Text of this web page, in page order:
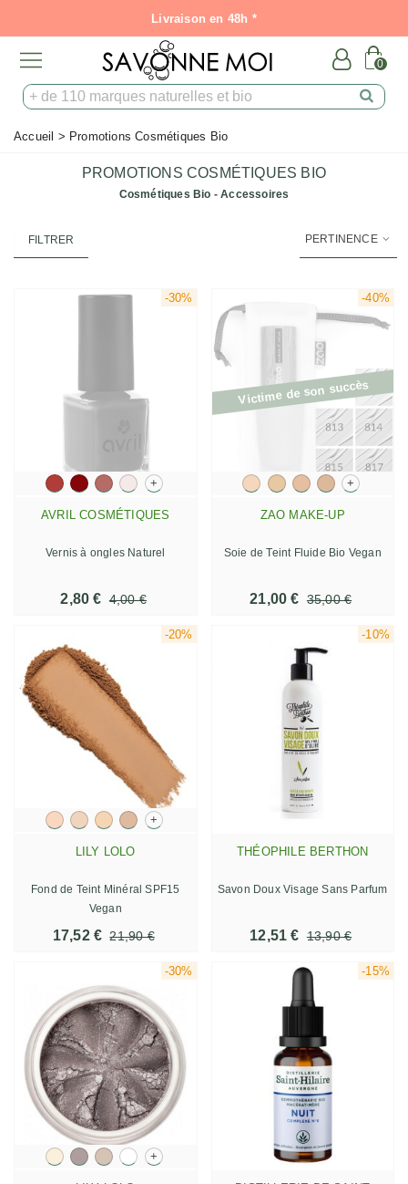
Livraison en 48h *
0
Accueil > Promotions Cosmétiques Bio
PROMOTIONS COSMÉTIQUES BIO
Cosmétiques Bio - Accessoires
FILTRER PERTINENCE
-30%
+
AVRIL COSMÉTIQUES
Vernis à ongles Naturel
2,80 € 4,00 €
-40%
Victime de son succès
+
ZAO MAKE-UP
Soie de Teint Fluide Bio Vegan
21,00 € 35,00 €
-20%
+
LILY LOLO
Fond de Teint Minéral SPF15
Vegan
17,52 € 21,90 €
-10%
THÉOPHILE BERTHON
Savon Doux Visage Sans Parfum
12,51 € 13,90 €
-30%
+
-15%